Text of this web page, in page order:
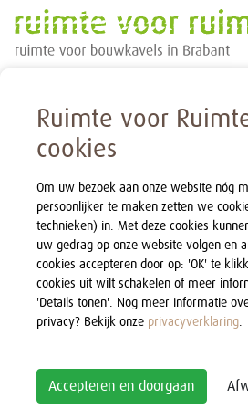
Ruimte voor
cookies
Om uw bezoek aan onze website nóg
persoonlijker te maken zetten we
technieken) in. Met deze cookies
uw gedrag op onze website volgen en
cookies accepteren door op: 'OK' te
cookies uit wilt schakelen of meer
'Details tonen'. Nog meer informatie
privacy? Bekijk onze privacyverklaring.
Accepteren en doorgaan